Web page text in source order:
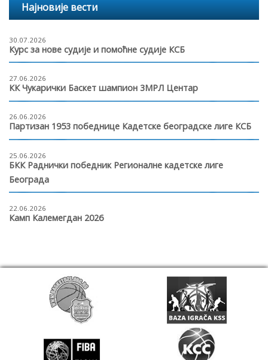
Најновије вести
30.07.2026
Курс за нове судије и помоћне судије КСБ
27.06.2026
КК Чукарички Баскет шампион 3МРЛ Центар
26.06.2026
Партизан 1953 победнице Кадетске београдске лиге КСБ
25.06.2026
БКК Раднички победник Регионалне кадетске лиге
Београда
22.06.2026
Камп Калемегдан 2026